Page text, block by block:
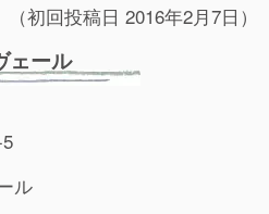
（初回投稿日 2016年2月7日）
ール
ル